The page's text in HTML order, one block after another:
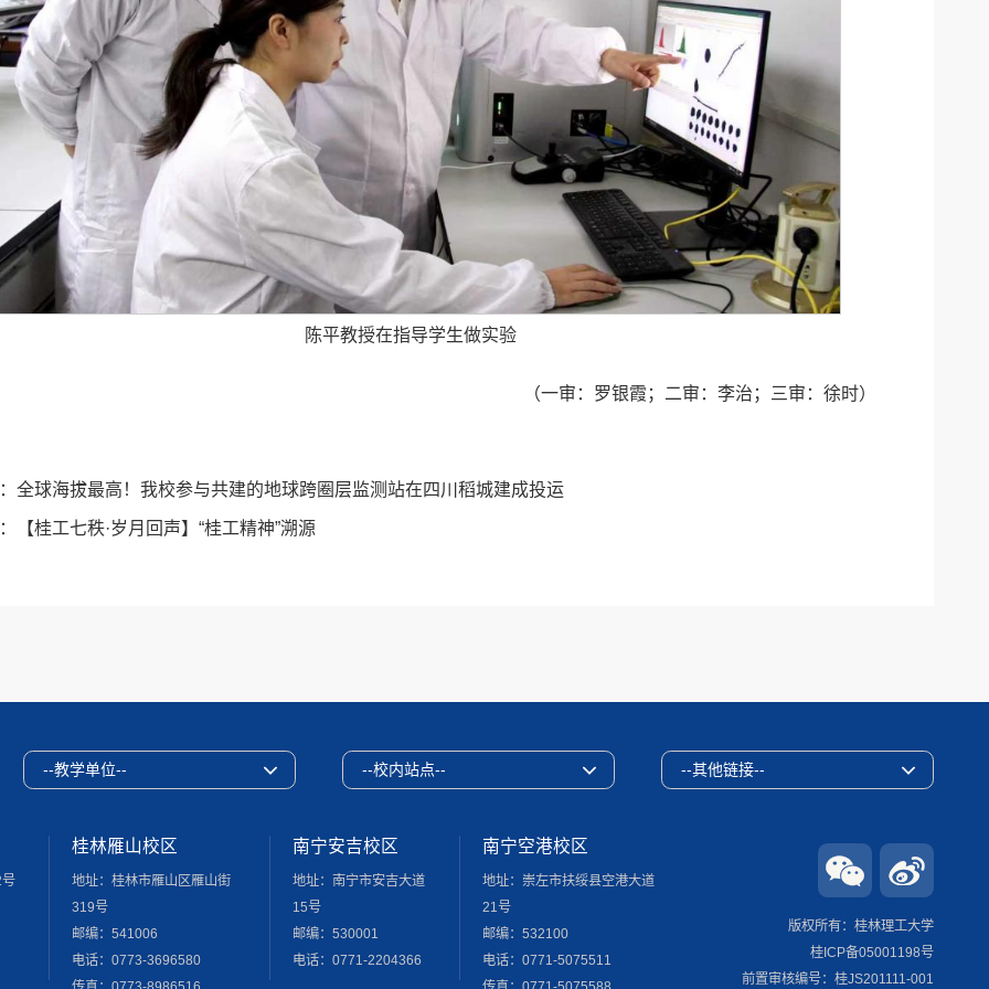
陈平教授在指导学生做实验
（一审：罗银霞；二审：李治；三审：徐时）
全球海拔最高！我校参与共建的地球跨圈层监测站在四川稻城建成投运
【桂工七秩·岁月回声】“桂工精神”溯源
--教学单位-- --校内站点-- --其他链接--
桂林雁山校区
地址：桂林市雁山区雁山街
319号
邮编：541006
电话：0773-3696580
南宁安吉校区
地址：南宁市安吉大道
15号
邮编：530001
电话：0771-2204366
南宁空港校区
地址：崇左市扶绥县空港大道
21号
邮编：532100
电话：0771-5075511
版权所有：桂林理工大学
桂ICP备05001198号
前置审核编号：桂JS201111-001